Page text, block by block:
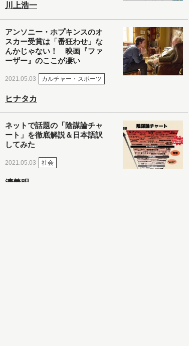
川上浩一
アンソニー・ホプキンスのオ
スカー受賞は「番狂わせ」な
んかじゃない！ 映画『ファ
ーザー』のここが凄い
2021.05.03 カルチャー・スポーツ
ヒナタカ
ネットで話題の「陰謀論チャ
ート」を徹底解説＆日本語訳
してみた
2021.05.03 社会
清義明